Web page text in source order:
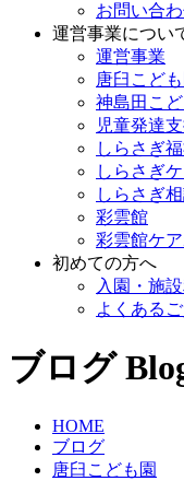
お問い合
運営事業につい
運営事業
唐臼こども
神島田こ
児童発達
しらさぎ
しらさぎ
しらさぎ
彩雲館
彩雲館ケ
初めての方へ
入園・施
よくある
ブログ
HOME
ブログ
唐臼こども園